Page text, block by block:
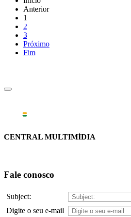
Anterior
1
2
3
Próximo
Fim
CENTRAL MULTIMÍDIA
Fale conosco
Subject:
Digite o seu e-mail